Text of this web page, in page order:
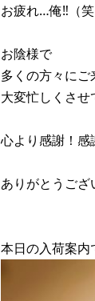
お疲れ…俺‼︎（笑
お陰様で
多くの方々にご
大変忙しくさせ
心より感謝！感
ありがとうござ
本日の入荷案内